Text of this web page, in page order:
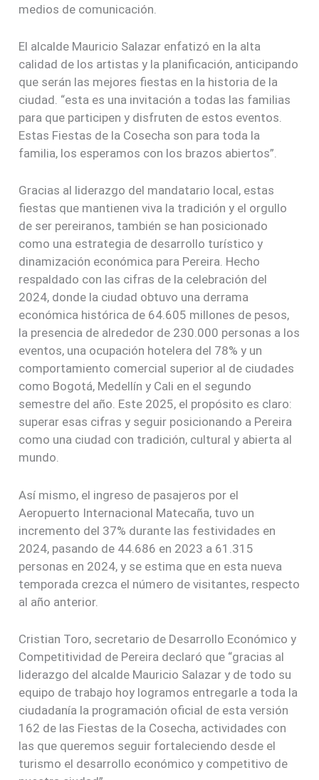
medios de comunicación.
El alcalde Mauricio Salazar enfatizó en la alta
calidad de los artistas y la planificación, anticipando
que serán las mejores fiestas en la historia de la
ciudad. “esta es una invitación a todas las familias
para que participen y disfruten de estos eventos.
Estas Fiestas de la Cosecha son para toda la
familia, los esperamos con los brazos abiertos”.
Gracias al liderazgo del mandatario local, estas
fiestas que mantienen viva la tradición y el orgullo
de ser pereiranos, también se han posicionado
como una estrategia de desarrollo turístico y
dinamización económica para Pereira. Hecho
respaldado con las cifras de la celebración del
2024, donde la ciudad obtuvo una derrama
económica histórica de 64.605 millones de pesos,
la presencia de alrededor de 230.000 personas a los
eventos, una ocupación hotelera del 78% y un
comportamiento comercial superior al de ciudades
como Bogotá, Medellín y Cali en el segundo
semestre del año. Este 2025, el propósito es claro:
superar esas cifras y seguir posicionando a Pereira
como una ciudad con tradición, cultural y abierta al
mundo.
Así mismo, el ingreso de pasajeros por el
Aeropuerto Internacional Matecaña, tuvo un
incremento del 37% durante las festividades en
2024, pasando de 44.686 en 2023 a 61.315
personas en 2024, y se estima que en esta nueva
temporada crezca el número de visitantes, respecto
al año anterior.
Cristian Toro, secretario de Desarrollo Económico y
Competitividad de Pereira declaró que “gracias al
liderazgo del alcalde Mauricio Salazar y de todo su
equipo de trabajo hoy logramos entregarle a toda la
ciudadanía la programación oficial de esta versión
162 de las Fiestas de la Cosecha, actividades con
las que queremos seguir fortaleciendo desde el
turismo el desarrollo económico y competitivo de